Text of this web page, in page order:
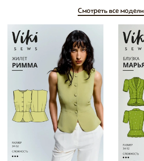
Смотреть все модели